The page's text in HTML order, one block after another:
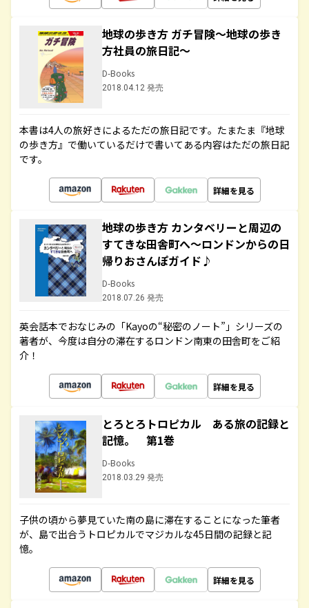
地球の歩き方 ガチ冒険～地球の歩き
方社員の旅日記～
D-Books
2018.04.12 発売
本書は4人の旅好きによるただの旅日記です。たまたま『地球
の歩き方』で働いているだけで書いてある内容はただの旅日記
です。
詳細を見る
地球の歩き方 カンタベリーと周辺の
すてきな田舎町へ～ロンドンからの日
帰りおさんぽガイド♪
D-Books
2018.07.26 発売
英会話本でおなじみの「Kayoの“秘密のノート”」シリーズの
著者が、今度は自分の滞在するロンドン南東の田舎町をご紹
介！
詳細を見る
とろとろトロピカル ある旅の記録と
記憶。 第1巻
D-Books
2018.03.29 発売
子供の頃から夢見ていた南の島に滞在することになった筆者
が、島で出合うトロピカルでマジカルな45日間の記録と記
憶。
詳細を見る